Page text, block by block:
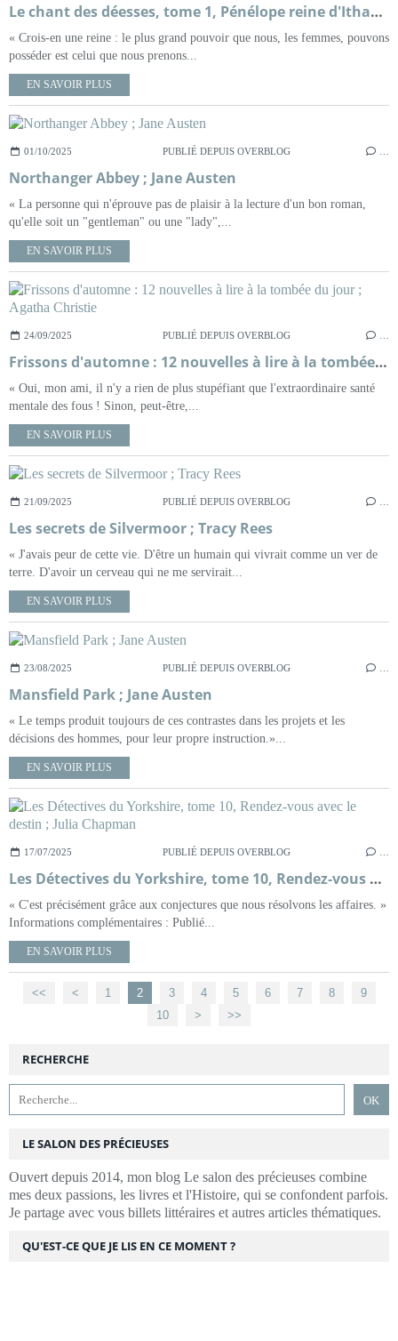
Le chant des déesses, tome 1, Pénélope reine d'Ithaque ; Claire North
« Crois-en une reine : le plus grand pouvoir que nous, les femmes, pouvons
posséder est celui que nous prenons...
EN SAVOIR PLUS
01/10/2025 PUBLIÉ DEPUIS OVERBLOG
Northanger Abbey ; Jane Austen
« La personne qui n'éprouve pas de plaisir à la lecture d'un bon roman,
qu'elle soit un "gentleman" ou une "lady",...
EN SAVOIR PLUS
24/09/2025 PUBLIÉ DEPUIS OVERBLOG
Frissons d'automne : 12 nouvelles à lire à la tombée du jour ; Agatha Christie
« Oui, mon ami, il n'y a rien de plus stupéfiant que l'extraordinaire santé
mentale des fous ! Sinon, peut-être,...
EN SAVOIR PLUS
21/09/2025 PUBLIÉ DEPUIS OVERBLOG
Les secrets de Silvermoor ; Tracy Rees
« J'avais peur de cette vie. D'être un humain qui vivrait comme un ver de
terre. D'avoir un cerveau qui ne me servirait...
EN SAVOIR PLUS
23/08/2025 PUBLIÉ DEPUIS OVERBLOG
Mansfield Park ; Jane Austen
« Le temps produit toujours de ces contrastes dans les projets et les
décisions des hommes, pour leur propre instruction.»...
EN SAVOIR PLUS
17/07/2025 PUBLIÉ DEPUIS OVERBLOG
Les Détectives du Yorkshire, tome 10, Rendez-vous avec le destin ; Julia Chapman
« C'est précisément grâce aux conjectures que nous résolvons les affaires. »
Informations complémentaires : Publié...
EN SAVOIR PLUS
<< < 1 2 3 4 5 6 7 8
9
10
> >>
RECHERCHE
LE SALON DES PRÉCIEUSES
Ouvert depuis 2014, mon blog Le salon des précieuses combine
mes deux passions, les livres et l'Histoire, qui se confondent parfois.
Je partage avec vous billets littéraires et autres articles thématiques.
QU'EST-CE QUE JE LIS EN CE MOMENT ?